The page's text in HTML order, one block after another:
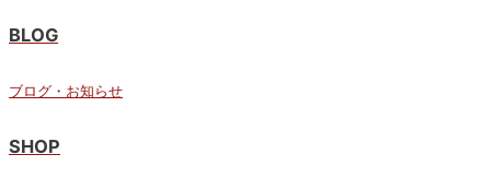
BLOG
ブログ・お知らせ
SHOP